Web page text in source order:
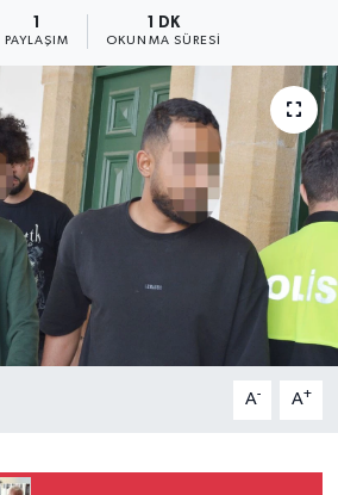
1
PAYLAŞIM
1 DK
OKUNMA SÜRESI
A- A+